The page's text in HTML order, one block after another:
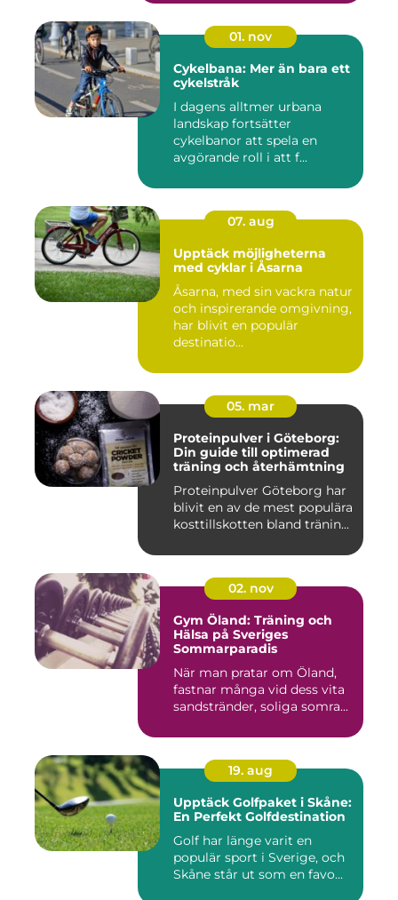
01. nov
Cykelbana: Mer än bara ett
cykelstråk
I dagens alltmer urbana
landskap fortsätter
cykelbanor att spela en
avgörande roll i att f...
07. aug
Upptäck möjligheterna
med cyklar i Åsarna
Åsarna, med sin vackra natur
och inspirerande omgivning,
har blivit en populär
destinatio...
05. mar
Proteinpulver i Göteborg:
Din guide till optimerad
träning och återhämtning
Proteinpulver Göteborg har
blivit en av de mest populära
kosttillskotten bland tränin...
02. nov
Gym Öland: Träning och
Hälsa på Sveriges
Sommarparadis
När man pratar om Öland,
fastnar många vid dess vita
sandstränder, soliga somra...
19. aug
Upptäck Golfpaket i Skåne:
En Perfekt Golfdestination
Golf har länge varit en
populär sport i Sverige, och
Skåne står ut som en favo...